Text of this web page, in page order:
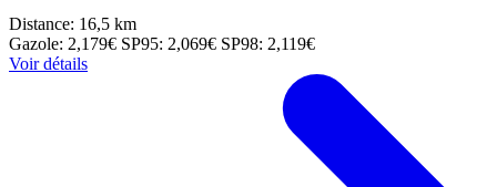
Distance: 16,5 km
Gazole: 2,179€ SP95: 2,069€ SP98: 2,119€
Voir détails